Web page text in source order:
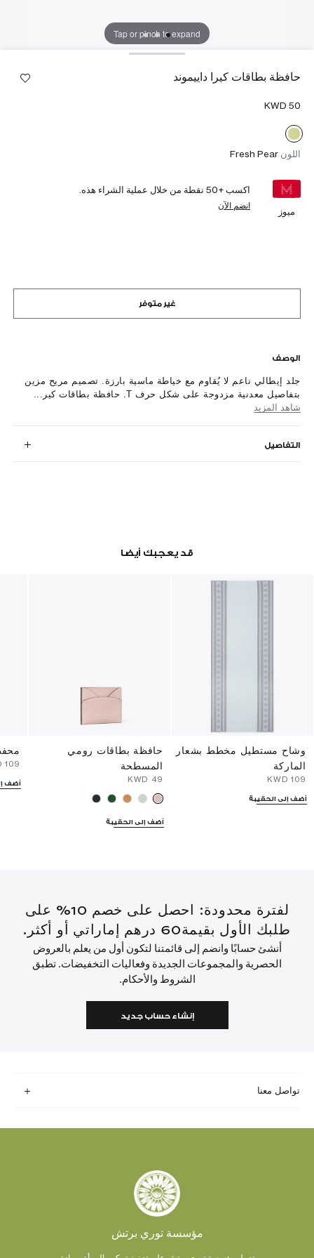
Tap or pinch to expand
حافظة بطاقات كيرا داييموند
اللون Fresh Pear
ميوز
اكسب +50 نقطة من خلال عملية الشراء هذه.
انضم الآن
غير متوفر
الوصف
جلد إيطالي ناعم لا يُقاوم مع خياطة ماسية بارزة. تصميم مريح مزين
بتفاصيل معدنية مزدوجة على شكل حرف T. حافظة بطاقات كير...
شاهد المزيد
التفاصيل
قد يعجبك أيضا
وشاح مستطيل مخطط بشعار
الماركة
أضف إلى الحقيبة
حافظة بطاقات رومي
المسطحة
أضف إلى الحقيبة
أضف
لفترة محدودة: احصل على خصم 10% على
طلبك الأول بقيمة60 درهم إماراتي أو أكثر.
أنشئ حسابًا وانضم إلى قائمتنا لتكون أول من يعلم بالعروض
الحصرية والمجموعات الجديدة وفعاليات التخفيضات. تطبق
الشروط والأحكام.
إنشاء حساب جديد
تواصل معنا
مؤسسة توري برتش